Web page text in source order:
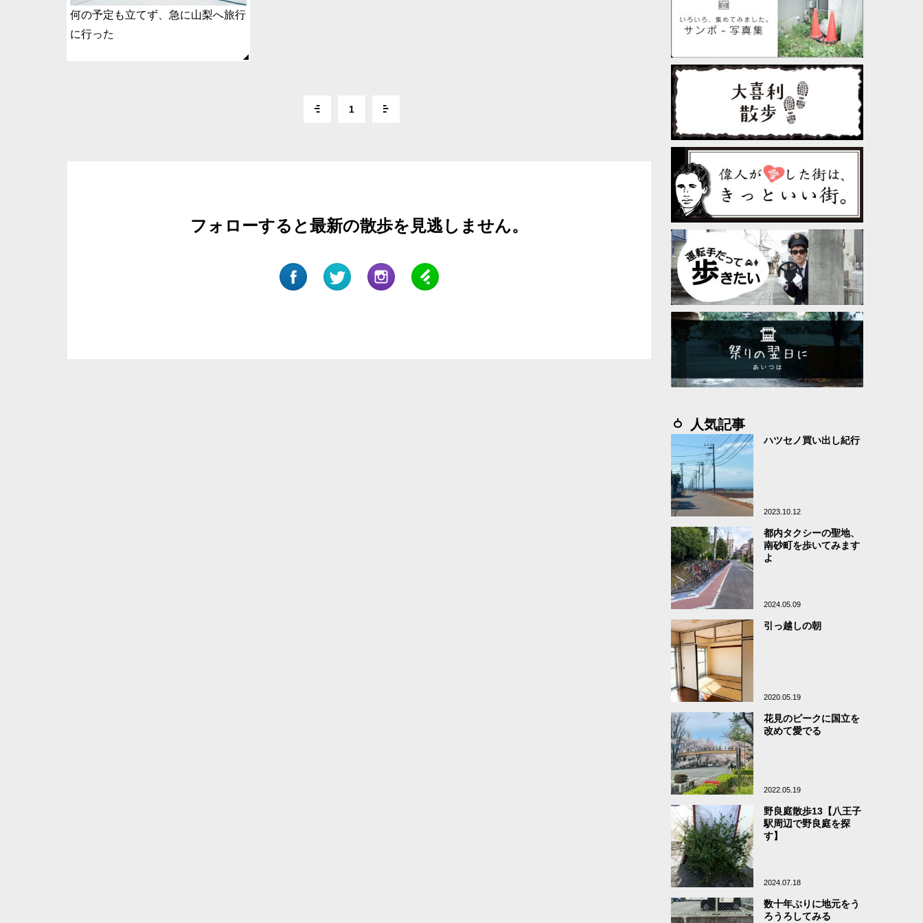
何の予定も立てず、急に山梨へ旅行
に行った
1
フォローすると最新の散歩を見逃しません。
人気記事
ハツセノ買い出し紀行
2023.10.12
都内タクシーの聖地、
南砂町を歩いてみます
よ
2024.05.09
引っ越しの朝
2020.05.19
花見のピークに国立を
改めて愛でる
2022.05.19
野良庭散歩13【八王子
駅周辺で野良庭を探
す】
2024.07.18
数十年ぶりに地元をう
ろうろしてみる